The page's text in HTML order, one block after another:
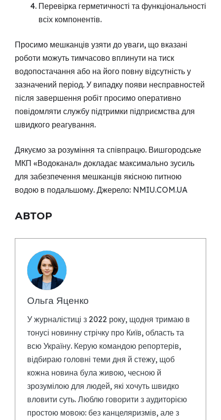
Перевірка герметичності та функціональності
всіх компонентів.
Просимо мешканців узяти до уваги, що вказані
роботи можуть тимчасово вплинути на тиск
водопостачання або на його повну відсутність у
зазначений період. У випадку появи несправностей
після завершення робіт просимо оперативно
повідомляти службу підтримки підприємства для
швидкого реагування.
Дякуємо за розуміння та співпрацю. Вишгородське
МКП «Водоканал» докладає максимально зусиль
для забезпечення мешканців якісною питною
водою в подальшому. Джерело: NMIU.COM.UA
АВТОР
Ольга Яценко
У журналістиці з 2022 року, щодня тримаю в
тонусі новинну стрічку про Київ, область та
всю Україну. Керую командою репортерів,
відбираю головні теми дня й стежу, щоб
кожна новина була живою, чесною й
зрозумілою для людей, які хочуть швидко
вловити суть. Люблю говорити з аудиторією
простою мовою: без канцеляризмів, але з